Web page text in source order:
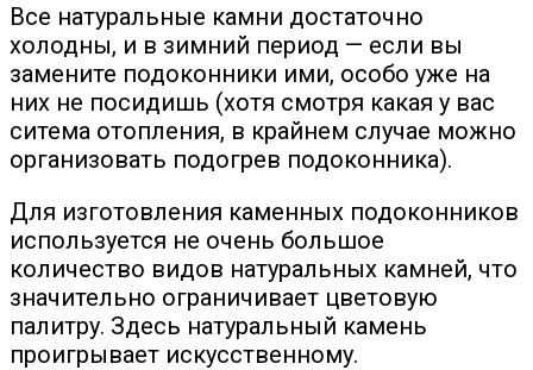
Все натуральные камни достаточно
холодны, и в зимний период — если вы
замените подоконники ими, особо уже на
них не посидишь (хотя смотря какая у вас
ситема отопления, в крайнем случае можно
организовать подогрев подоконника).
Для изготовления каменных подоконников
используется не очень большое
количество видов натуральных камней, что
значительно ограничивает цветовую
палитру. Здесь натуральный камень
проигрывает искусственному.